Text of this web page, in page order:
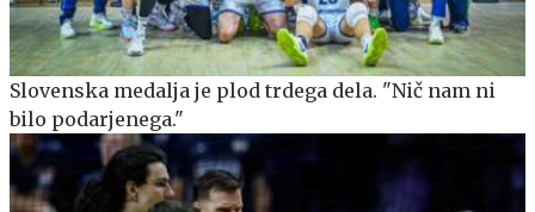
Slovenska medalja je plod trdega dela. "Nič nam ni
bilo podarjenega."